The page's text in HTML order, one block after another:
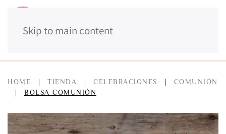
Skip to main content
HOME TIENDA CELEBRACIONES
COMUNIÓN
BOLSA COMUNIÓN